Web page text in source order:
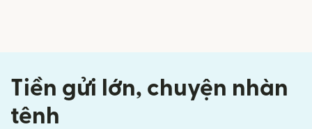
Tiền gửi lớn, chuyện nhàn
tênh